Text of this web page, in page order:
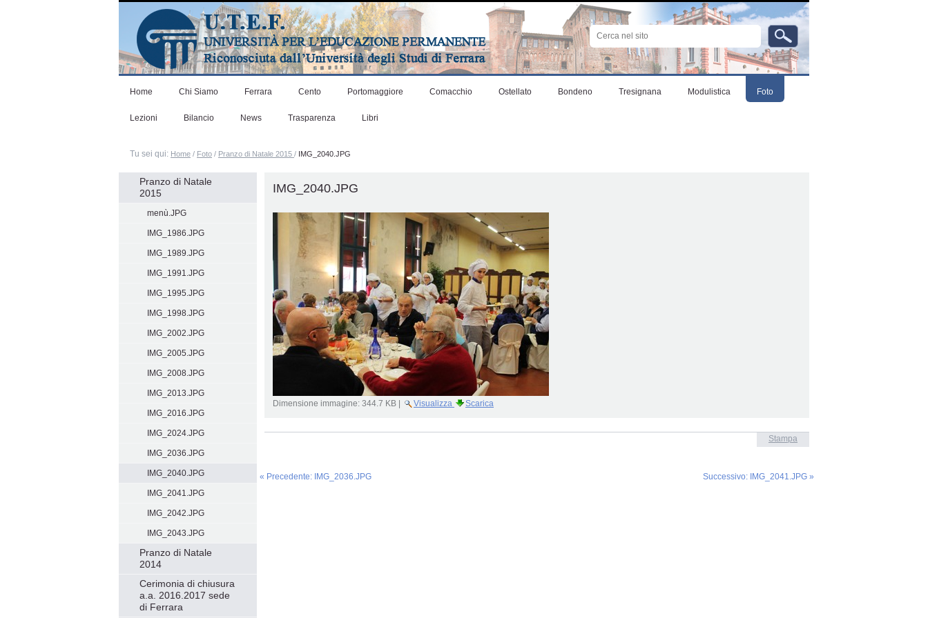
contenuti.
Salta
alla
Cerca
nel
sito
Ricerca
avanzata…
Strumenti
Home Chi Siamo Ferrara Cento Portomaggiore Comacchio Ostellato Bondeno Tresignana Modulistica Foto
Lezioni Bilancio News Trasparenza Libri
Tu sei qui: Home / Foto / Pranzo di Natale 2015 / IMG_2040.JPG
IMG_2040.JPG
Dimensione immagine: 344.7 KB Visualizza Scarica
Azioni
Stampa
« Precedente: IMG_2036.JPG Successivo: IMG_2041.JPG »
Navigazione
Pranzo di Natale
2015
menù.JPG
IMG_1986.JPG
IMG_1989.JPG
IMG_1991.JPG
IMG_1995.JPG
IMG_1998.JPG
IMG_2002.JPG
IMG_2005.JPG
IMG_2008.JPG
IMG_2013.JPG
IMG_2016.JPG
IMG_2024.JPG
IMG_2036.JPG
IMG_2040.JPG
IMG_2041.JPG
IMG_2042.JPG
IMG_2043.JPG
Pranzo di Natale
2014
Cerimonia di chiusura
a.a. 2016.2017 sede
di Ferrara